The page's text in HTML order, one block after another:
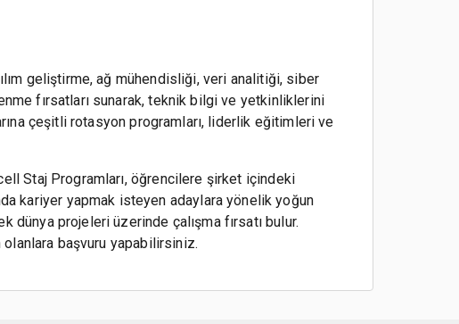
geliştirme, ağ mühendisliği, veri analitiği, siber
fırsatları sunarak, teknik bilgi ve yetkinliklerini
çeşitli rotasyon programları, liderlik eğitimleri ve
Staj Programları, öğrencilere şirket içindeki
kariyer yapmak isteyen adaylara yönelik yoğun
dünya projeleri üzerinde çalışma fırsatı bulur.
başvuru yapabilirsiniz.